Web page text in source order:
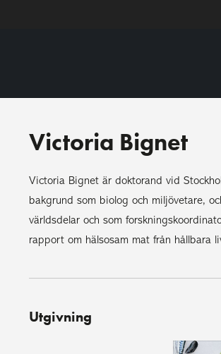
Victoria Bignet
Victoria Bignet är doktorand vid
bakgrund som biolog och miljövetare,
världsdelar och som
rapport om hälsosam mat från hållbara
Utgivning